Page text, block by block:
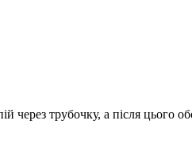
трубочку, а після цього